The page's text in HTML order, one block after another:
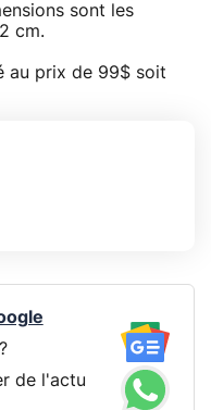
sont les
cm.
au prix de 99$ soit
de l'actu